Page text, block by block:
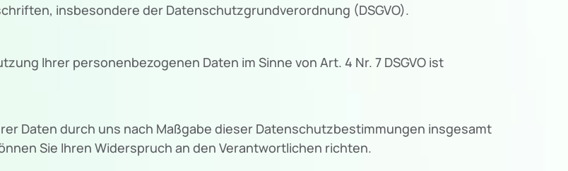
insbesondere der Datenschutzgrundverordnung (DSGVO).
Ihrer personenbezogenen Daten im Sinne von Art. 4 Nr. 7 DSGVO ist
Daten durch uns nach Maßgabe dieser Datenschutzbestimmungen insgesamt
Sie Ihren Widerspruch an den Verantwortlichen richten.